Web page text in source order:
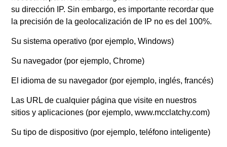
su dirección IP. Sin embargo, es importante recordar que
la precisión de la geolocalización de IP no es del 100%.
Su sistema operativo (por ejemplo, Windows)
Su navegador (por ejemplo, Chrome)
El idioma de su navegador (por ejemplo, inglés, francés)
Las URL de cualquier página que visite en nuestros
sitios y aplicaciones (por ejemplo, www.mcclatchy.com)
Su tipo de dispositivo (por ejemplo, teléfono inteligente)